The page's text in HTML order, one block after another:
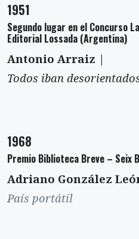
1951
Segundo lugar en el Concurso
Editorial Lossada (Argentina)
Antonio Arraiz |
Todos iban
1968
Premio Biblioteca Breve – Seix
Adriano González
País portátil